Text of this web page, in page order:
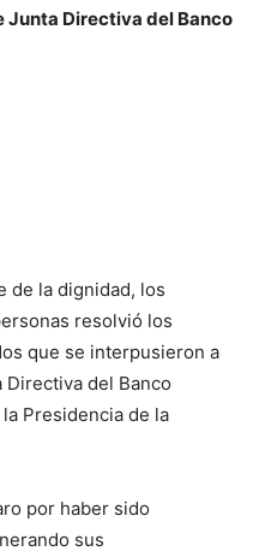
Directiva del Banco
de la dignidad, los
resolvió los
que se interpusieron a
del Banco
Presidencia de la
por haber sido
sus